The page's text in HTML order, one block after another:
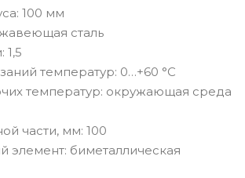
100 мм
сталь
1,5
температур: 0…+60 °C
температур: окружающая среда
части, мм: 100
элемент: биметаллическая